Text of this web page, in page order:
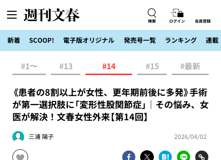
検索 ログイン 会員登録
新着 SCOOP! 電子版オリジナル 発売号一覧 ランキング 連載
#1〜 #13 #14 #15 #最新
《患者の8割以上が女性、更年期前後に多発》手術
が第一選択肢に「変形性股関節症」｜その悩み、女
医が解決！文春女性外来【第14回】
三浦 陽子 2026/04/02